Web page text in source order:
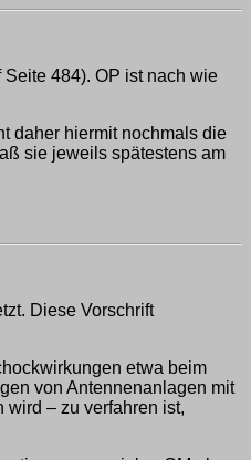
Seite 484). OP ist nach wie
daher hiermit nochmals die
sie jeweils spätestens am
Diese Vorschrift
etwa beim
von Antennenanlagen mit
wird – zu verfahren ist,